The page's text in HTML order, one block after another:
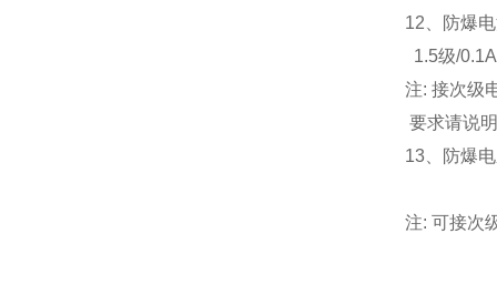
12 、防爆
1.5级/
注: 接次级
要求请说
13、防爆
注: 可接次